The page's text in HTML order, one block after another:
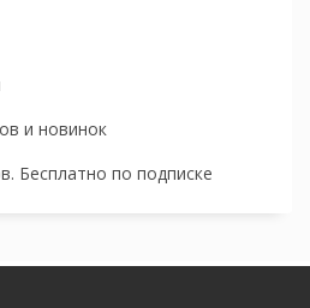
и новинок
Бесплатно по подписке